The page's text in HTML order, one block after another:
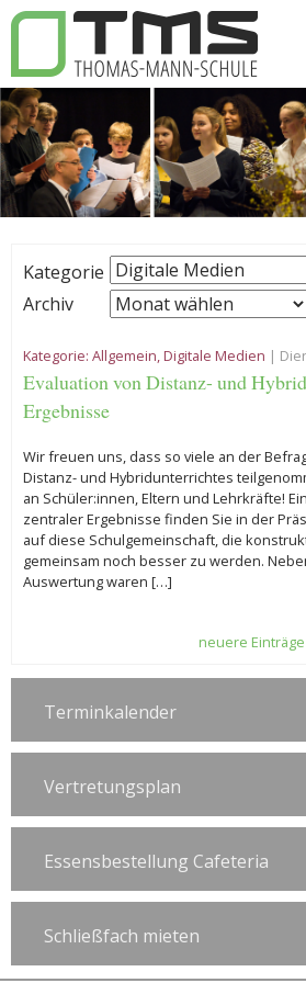
Kategorie
Archiv
Kategorie: Allgemein,Digitale Medien |
Evaluation von Distanz- und
Ergebnisse
Wir freuen uns, dass so viele an der
Distanz- und Hybridunterrichtes
an Schüler:innen, Eltern und Lehrkräfte!
zentraler Ergebnisse finden Sie in der
auf diese Schulgemeinschaft, die
gemeinsam noch besser zu werden.
Auswertung waren […]
neuere Einträge
Terminkalender
Vertretungsplan
Essensbestellung Cafeteria
Schließfach mieten